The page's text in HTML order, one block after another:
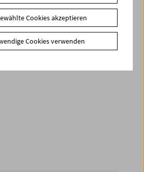
Films aus der Sammlung des
Filmmuseums
Cookies akzeptieren
Cookies verwenden